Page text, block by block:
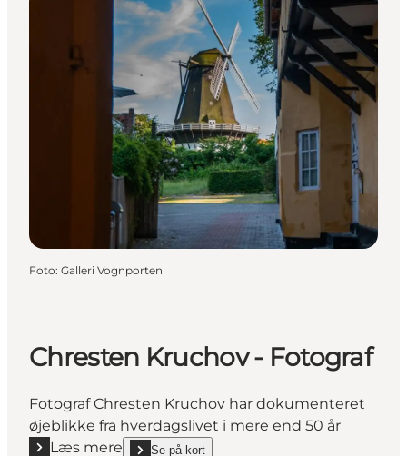
Foto: Galleri Vognporten
Chresten Kruchov - Fotograf
Fotograf Chresten Kruchov har dokumenteret
øjeblikke fra hverdagslivet i mere end 50 år
Læs mere
Se på kort